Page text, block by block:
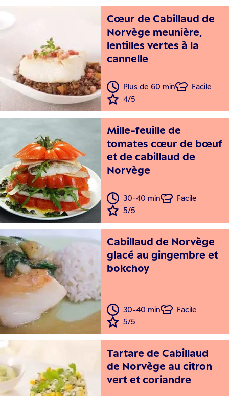
Cœur de Cabillaud de
Norvège meunière,
lentilles vertes à la
cannelle
Plus de 60 min
Facile
4/5
Mille-feuille de
tomates cœur de bœuf
et de cabillaud de
Norvège
30-40 min
Facile
5/5
Cabillaud de Norvège
glacé au gingembre et
bokchoy
30-40 min
Facile
5/5
Tartare de Cabillaud
de Norvège au citron
vert et coriandre